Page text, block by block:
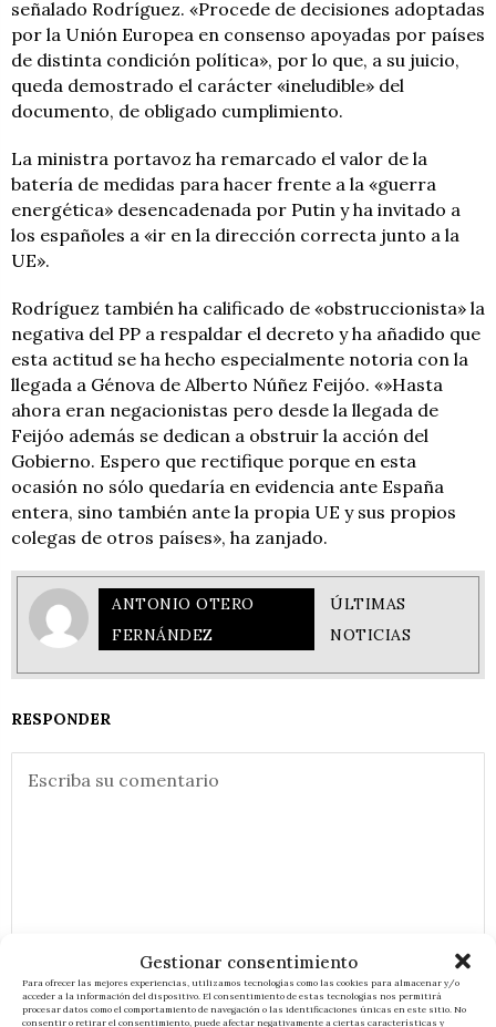
Gestionar consentimiento
Para ofrecer las mejores experiencias, utilizamos tecnologías como las cookies para almacenar y/o
acceder a la información del dispositivo. El consentimiento de estas tecnologías nos permitirá
procesar datos como el comportamiento de navegación o las identificaciones únicas en este sitio. No
consentir o retirar el consentimiento, puede afectar negativamente a ciertas características y
señalado Rodríguez. «Procede de decisiones adoptadas
por la Unión Europea en consenso apoyadas por países
de distinta condición política», por lo que, a su juicio,
queda demostrado el carácter «ineludible» del
documento, de obligado cumplimiento.
La ministra portavoz ha remarcado el valor de la
batería de medidas para hacer frente a la «guerra
energética» desencadenada por Putin y ha invitado a
los españoles a «ir en la dirección correcta junto a la
UE».
Rodríguez también ha calificado de «obstruccionista» la
negativa del PP a respaldar el decreto y ha añadido que
esta actitud se ha hecho especialmente notoria con la
llegada a Génova de Alberto Núñez Feijóo. «»Hasta
ahora eran negacionistas pero desde la llegada de
Feijóo además se dedican a obstruir la acción del
Gobierno. Espero que rectifique porque en esta
ocasión no sólo quedaría en evidencia ante España
entera, sino también ante la propia UE y sus propios
colegas de otros países», ha zanjado.
ANTONIO OTERO
FERNÁNDEZ
ÚLTIMAS
NOTICIAS
RESPONDER